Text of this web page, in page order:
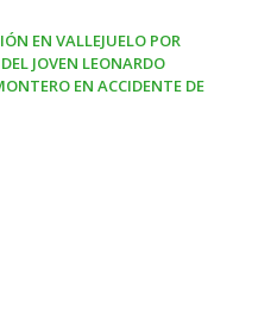
EN VALLEJUELO POR
JOVEN LEONARDO
EN ACCIDENTE DE